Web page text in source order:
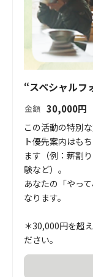
“スペシャルフ
金額 30,000円
この活動の特別
ト優先案内はも
ます（例：薪割
験など）。
あなたの「やっ
なります。
＊30,000円を超
ださい。